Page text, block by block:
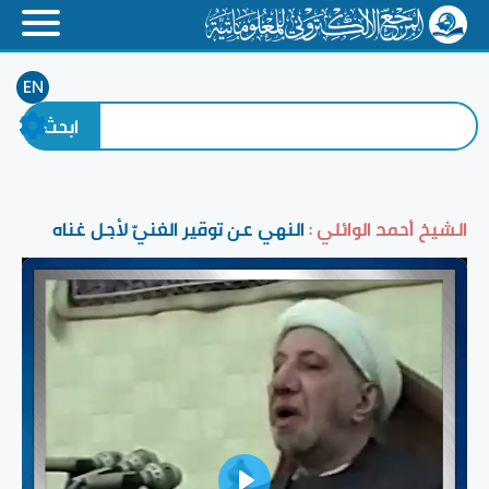
EN
الشيخ أحمد الوائلي :النهي عن توقير الغنيّ لأجل غناه